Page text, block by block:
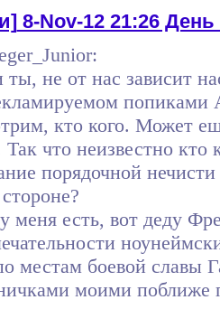
8-Nov-12 21:26 День
не от нас зависит
кто кого. Может
что неизвестно кто
порядочной
меня есть, вот деду
местам боевой славы
моими поближе